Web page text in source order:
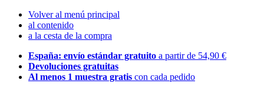
Volver al menú principal
al contenido
a la cesta de la compra
España: envío estándar gratuito a partir de 54,90 €
Devoluciones gratuitas
Al menos 1 muestra gratis con cada pedido